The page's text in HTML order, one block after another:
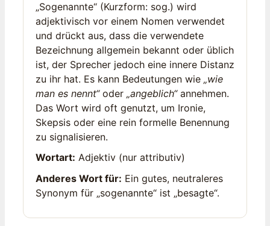
„Sogenannte“ (Kurzform: sog.) wird
adjektivisch vor einem Nomen verwendet
und drückt aus, dass die verwendete
Bezeichnung allgemein bekannt oder üblich
ist, der Sprecher jedoch eine innere Distanz
zu ihr hat. Es kann Bedeutungen wie „wie
man es nennt“oder „angeblich“annehmen.
Das Wort wird oft genutzt, um Ironie,
Skepsis oder eine rein formelle Benennung
zu signalisieren.
Wortart: Adjektiv (nur attributiv)
Anderes Wort für: Ein gutes, neutraleres
Synonym für „sogenannte“ ist „besagte“.